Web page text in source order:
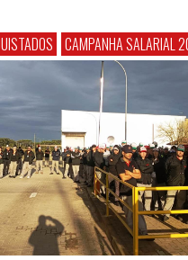
CAMPANHA SALARIAL